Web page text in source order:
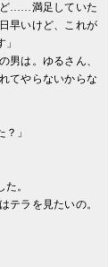
ど……満足していた
早いけど、これが
男は。ゆるさん、
てやらないからな
」
。
テラを見たいの。